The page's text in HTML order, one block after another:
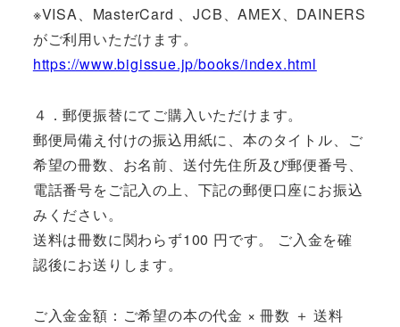
※VISA、MasterCard 、JCB、AMEX、DAINERS
がご利用いただけます。
https://www.bigissue.jp/books/index.html
４．郵便振替にてご購入いただけます。
郵便局備え付けの振込用紙に、本のタイトル、ご
希望の冊数、お名前、送付先住所及び郵便番号、
電話番号をご記入の上、下記の郵便口座にお振込
みください。
送料は冊数に関わらず100 円です。 ご入金を確
認後にお送りします。
ご入金金額：ご希望の本の代金 × 冊数 ＋ 送料